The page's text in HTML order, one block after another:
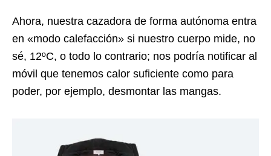
Ahora, nuestra cazadora de forma autónoma entra
en «modo calefacción» si nuestro cuerpo mide, no
sé, 12ºC, o todo lo contrario; nos podría notificar al
móvil que tenemos calor suficiente como para
poder, por ejemplo, desmontar las mangas.